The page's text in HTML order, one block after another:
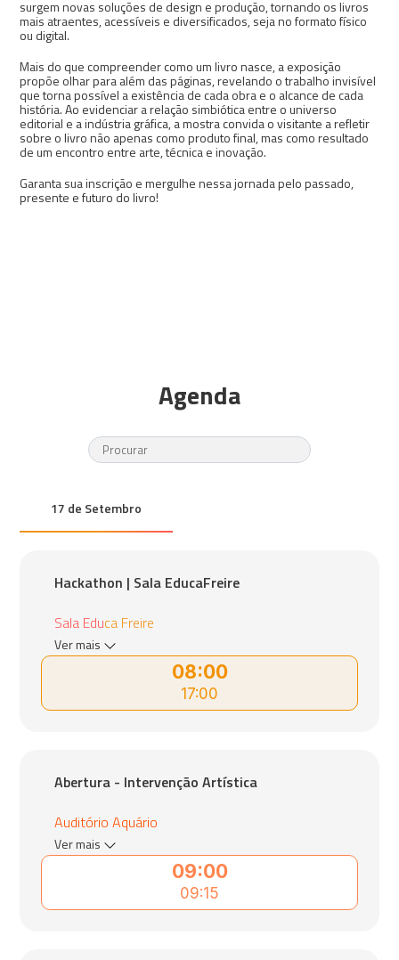
surgem novas soluções de design e produção, tornando os livros
mais atraentes, acessíveis e diversificados, seja no formato físico
ou digital.
Mais do que compreender como um livro nasce, a exposição
propõe olhar para além das páginas, revelando o trabalho invisível
que torna possível a existência de cada obra e o alcance de cada
história. Ao evidenciar a relação simbiótica entre o universo
editorial e a indústria gráfica, a mostra convida o visitante a refletir
sobre o livro não apenas como produto final, mas como resultado
de um encontro entre arte, técnica e inovação.
Garanta sua inscrição e mergulhe nessa jornada pelo passado,
presente e futuro do livro!
Agenda
17 de Setembro
08:00
17:00
Hackathon | Sala EducaFreire
Sala Educa Freire
Ver mais
09:00
09:15
Abertura - Intervenção Artística
Auditório Aquário
Ver mais